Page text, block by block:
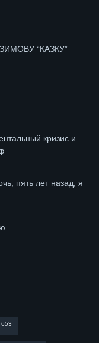
“КАЗКУ”
кризис и
пять лет назад, я
653